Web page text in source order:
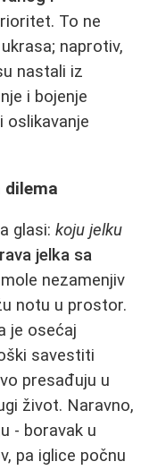
To ne
naprotiv,
nastali iz
i bojenje
oslikavanje
dilema
glasi: koju jelku
jelka sa
nezamenjiv
notu u prostor.
je osećaj
savestiti
presađuju u
život. Naravno,
- boravak u
pa iglice počnu